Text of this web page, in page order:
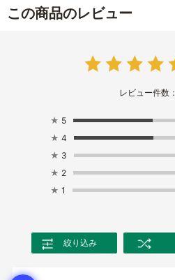
この商品のレビュー
レビュー件数：
★ 5
★ 4
★ 3
★ 2
★ 1
絞り込み